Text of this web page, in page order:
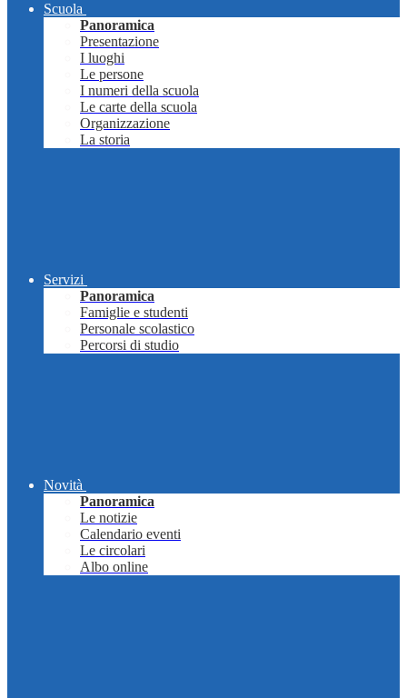
Scuola
Panoramica
Presentazione
I luoghi
Le persone
I numeri della scuola
Le carte della scuola
Organizzazione
La storia
Servizi
Panoramica
Famiglie e studenti
Personale scolastico
Percorsi di studio
Novità
Panoramica
Le notizie
Calendario eventi
Le circolari
Albo online